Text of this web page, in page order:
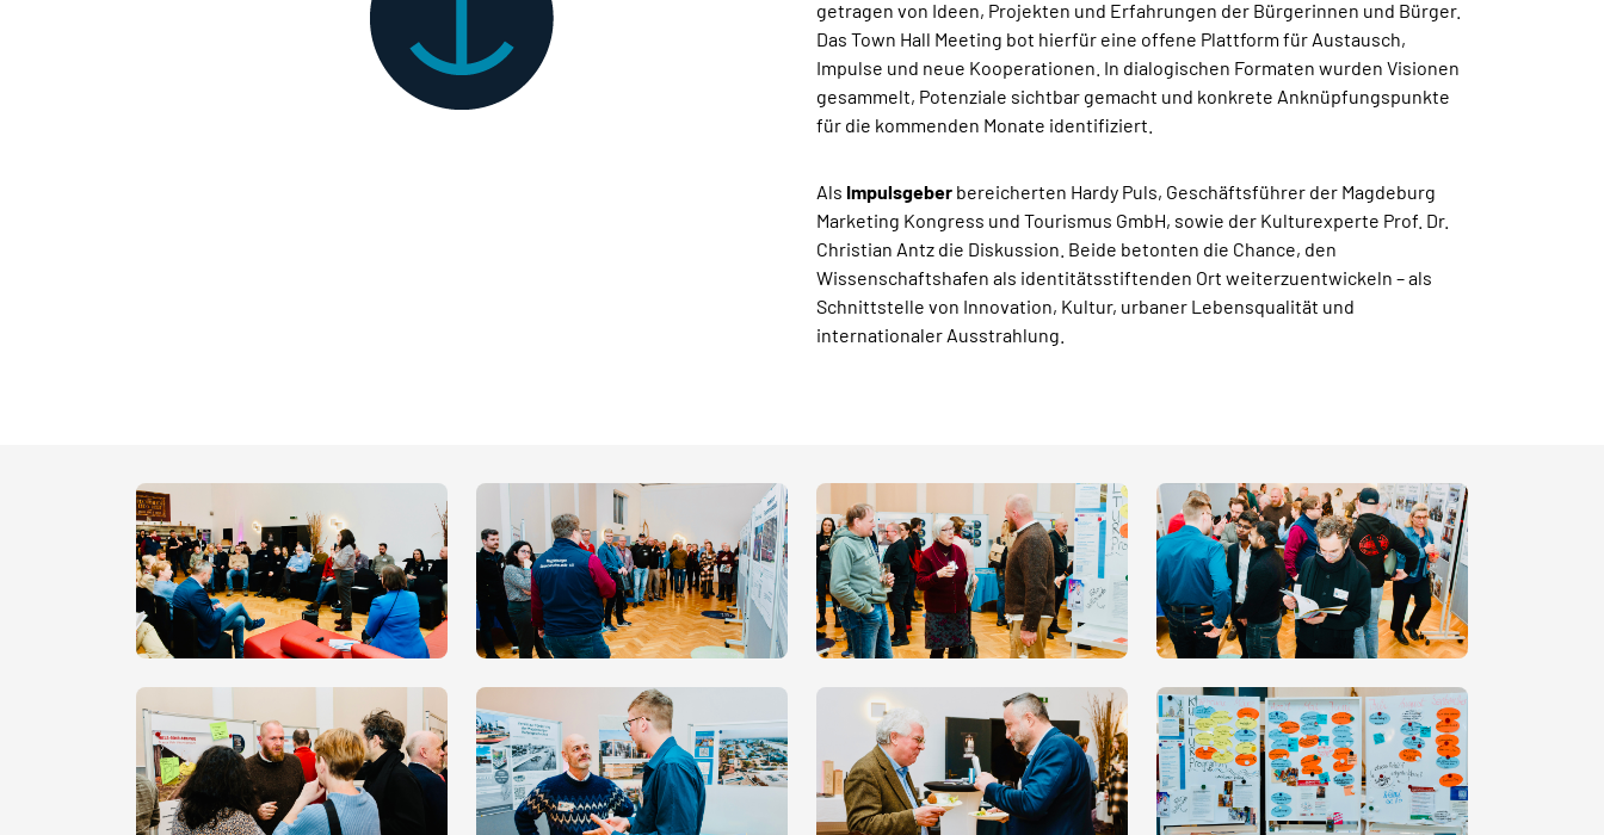
getragen von Ideen, Projekten und Erfahrungen der Bürgerinnen und Bürger.
Das Town Hall Meeting bot hierfür eine offene Plattform für Austausch,
Impulse und neue Kooperationen. In dialogischen Formaten wurden Visionen
gesammelt, Potenziale sichtbar gemacht und konkrete Anknüpfungspunkte
für die kommenden Monate identifiziert.
Als Impulsgeber bereicherten Hardy Puls, Geschäftsführer der Magdeburg
Marketing Kongress und Tourismus GmbH, sowie der Kulturexperte Prof. Dr.
Christian Antz die Diskussion. Beide betonten die Chance, den
Wissenschaftshafen als identitätsstiftenden Ort weiterzuentwickeln – als
Schnittstelle von Innovation, Kultur, urbaner Lebensqualität und
internationaler Ausstrahlung.